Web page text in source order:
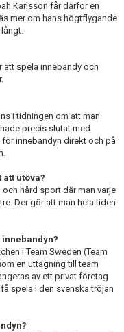
Karlsson får därför en
mer om hans högtflygande
att spela innebandy och
i tidningen om att man
precis slutat med
innebandyn direkt och på
utöva?
hård sport där man varje
Der gör att man hela tiden
i Team Sweden (Team
en uttagning till team
av ett privat företag
spela i den svenska tröjan